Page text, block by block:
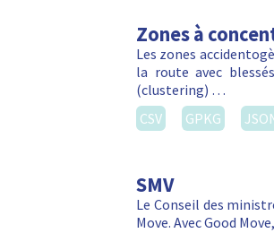
Zones à
Les zones
la route avec
(clustering) …
CSV
GPKG
SMV
Le Conseil des
Move. Avec Good